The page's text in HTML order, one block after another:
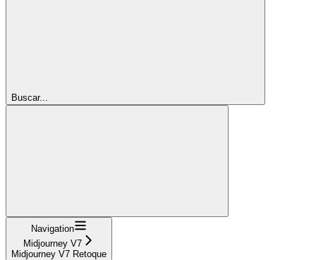
Buscar...
Navigation
Midjourney V7
Midjourney V7 Retoque